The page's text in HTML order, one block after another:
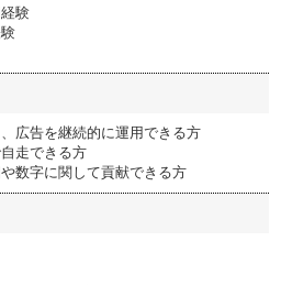
験
広告を継続的に運用できる方
走できる方
数字に関して貢献できる方